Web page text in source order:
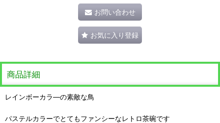
お問い合わせ
お気に入り登録
商品詳細
レインボーカラ―の素敵な鳥
パステルカラーでとてもファンシーなレトロ茶碗です